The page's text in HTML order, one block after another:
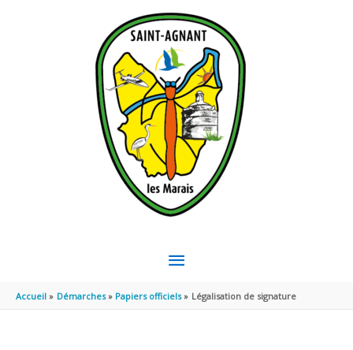
MENU
PRINCIPAL
Accueil Démarches Papiers officiels Légalisation de signature